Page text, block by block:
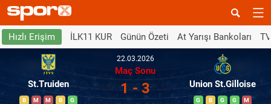
Hızlı Erişim İLK11 KUR Günün Özeti At Yarışı Bankoları
St.Truiden
B M M B G
22.03.2026
Maç Sonu
1 - 3 Union St.Gilloise
G B G G M